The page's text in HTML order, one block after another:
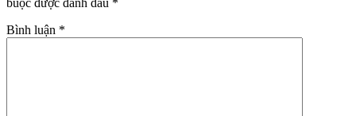
buộc được đánh dấu *
Bình luận *